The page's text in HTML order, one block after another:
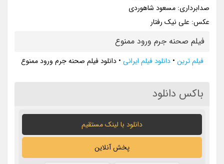
صدابرداری: مسعود شاهوردی
عکس: علی نیک رفتار
فیلم صحنه جرم ورود ممنوع
فیلم ترین •دانلود فیلم ایرانی •دانلود فیلم صحنه جرم ورود ممنوع
باکس دانلود
دانلود با لينک مستقيم
پخش آنلاین